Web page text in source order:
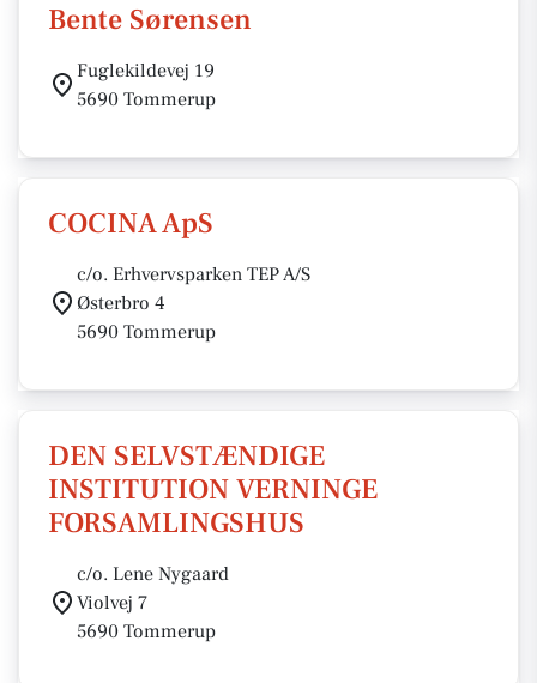
Bente Sørensen
Fuglekildevej 19
5690 Tommerup
COCINA ApS
c/o. Erhvervsparken TEP A/S
Østerbro 4
5690 Tommerup
DEN SELVSTÆNDIGE
INSTITUTION VERNINGE
FORSAMLINGSHUS
c/o. Lene Nygaard
Violvej 7
5690 Tommerup